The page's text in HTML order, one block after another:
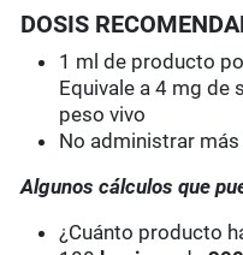
DOSIS
1 ml de producto
Equivale a 4 mg de
peso vivo
No administrar
Algunos cálculos que
¿Cuánto producto